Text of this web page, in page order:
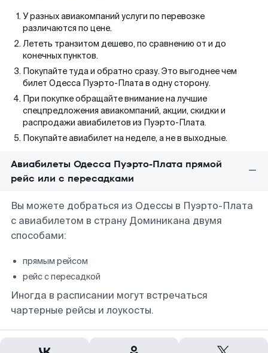
У разных авиакомпаний услуги по перевозке
различаются по цене.
Лететь транзитом дешево, по сравнению от и до
конечных пунктов.
Покупайте туда и обратно сразу. Это выгоднее чем
билет Одесса Пуэрто-Плата в одну сторону.
При покупке обращайте внимание на лучшие
спецпредложения авиакомпаний, акции, скидки и
распродажи авиабилетов из Пуэрто-Плата.
Покупайте авиабилет на неделе, а не в выходные.
Авиабилеты Одесса Пуэрто-Плата прямой
рейс или с пересадками
Вы можете добраться из Одессы в Пуэрто-Плата
с авиабилетом в страну Доминикана двумя
способами:
прямым рейсом
рейс с пересадкой
Иногда в расписании могут встречаться
чартерные рейсы и лоукосты.